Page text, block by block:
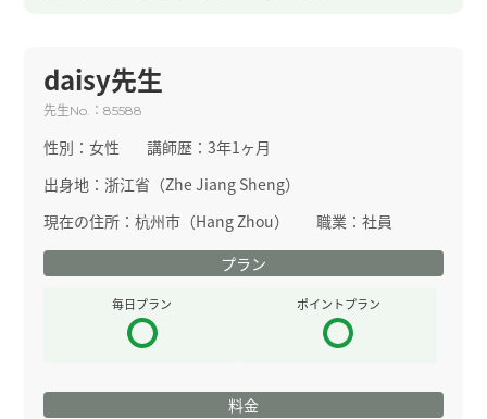
daisy先生
先生No. ：85588
性別：女性 講師歴：3年1ヶ月
出身地： 浙江省（Zhe Jiang Sheng）
現在の住所：杭州市（Hang Zhou） 職業：社員
プラン
毎日プラン ポイントプラン
料金